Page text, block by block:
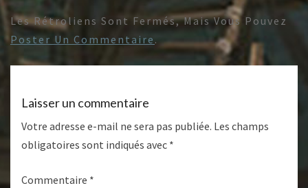
Les Rétroliens Sont Fermés, Mais Vous Pouvez
Poster Un Commentaire .
Laisser un commentaire
Votre adresse e-mail ne sera pas publiée. Les champs
obligatoires sont indiqués avec *
Commentaire *